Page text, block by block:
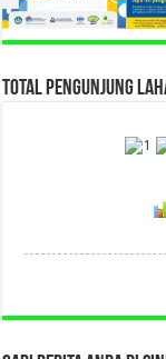
TOTAL PENGUNJUNG